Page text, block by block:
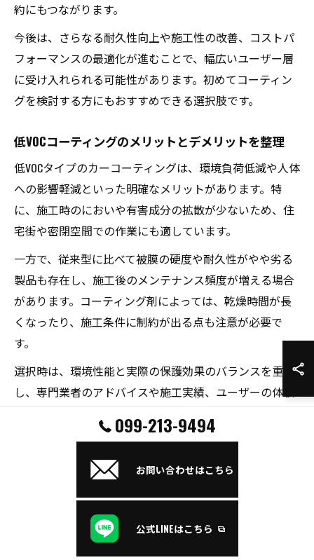
約にもつながります。
今後は、さらなる耐久性向上や施工性の改善、コストパ
フォーマンスの最適化が進むことで、幅広いユーザー層
に受け入れられる可能性があります。初めてコーティン
グを検討する方にもおすすめできる選択肢です。
低VOCコーティングのメリットとデメリットを整理
低VOCタイプのカーコーティングは、環境負荷低減や人体
への影響軽減といった明確なメリットがあります。特
に、施工時のにおいや有害成分の拡散が少ないため、住
宅街や密閉空間での作業にも適しています。
一方で、従来型に比べて被膜の硬度や耐久性がやや劣る
製品も存在し、施工後のメンテナンス頻度が増える場合
があります。コーティング剤によっては、乾燥時間が長
くなったり、施工条件に制約が出る点も注意が必要で
す。
選択時は、環境性能と実際の保護効果のバランスを重視
し、専門業者のアドバイスや施工実績、ユーザーの体験
談も参考にすることが失敗を防ぐポイントです。
現在注目されているカーコーティング製品は、低VOCガラ
スコーティングや有機質ハイブリッドタイプなど、環境
性能と耐久性を両立したものが主流です。多くの専門店
がこれらの製品を採用し、ユーザーからも高い評価を受
099-213-9494
お問い合わせはこちら
公式LINEはこちら